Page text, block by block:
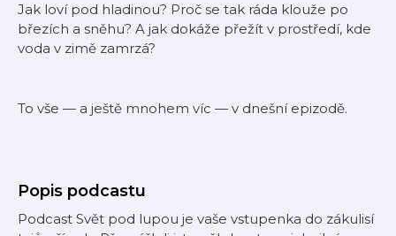
Jak loví pod hladinou? Proč se tak ráda klouže po
březích a sněhu? A jak dokáže přežít v prostředí, kde
voda v zimě zamrzá?
To vše — a ještě mnohem víc — v dnešní epizodě.
Popis podcastu
Podcast Svět pod lupou je vaše vstupenka do zákulisí